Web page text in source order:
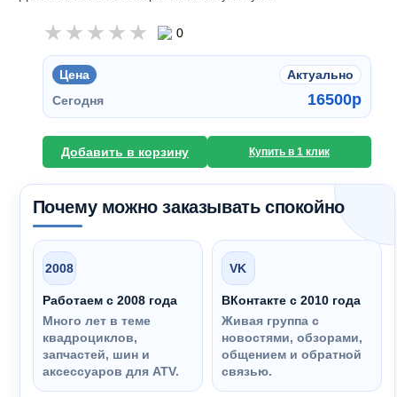
0
Цена
Актуально
Сегодня
16500p
Добавить в корзину Купить в 1 клик
Почему можно заказывать спокойно
2008
Работаем с 2008 года
Много лет в теме
квадроциклов,
запчастей, шин и
аксессуаров для ATV.
VK
ВКонтакте с 2010 года
Живая группа с
новостями, обзорами,
общением и обратной
связью.